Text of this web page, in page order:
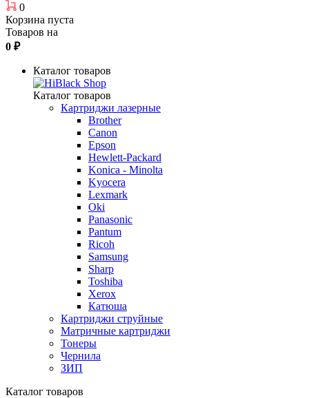
0
Корзина пуста
Товаров на
0 ₽
Каталог товаров
Каталог товаров
Картриджи лазерные
Brother
Canon
Epson
Hewlett-Packard
Konica - Minolta
Kyocera
Lexmark
Oki
Panasonic
Pantum
Ricoh
Samsung
Sharp
Toshiba
Xerox
Катюша
Картриджи струйные
Матричные картриджи
Тонеры
Чернила
ЗИП
Каталог товаров